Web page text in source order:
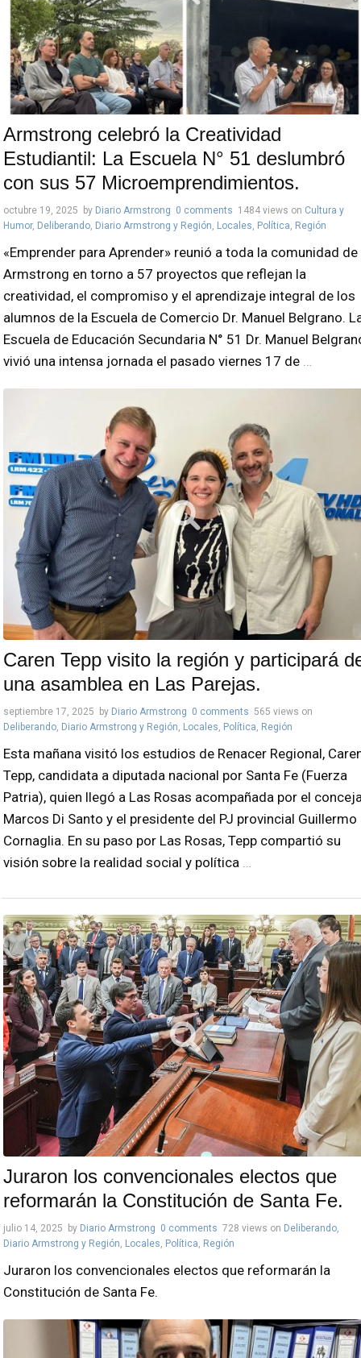
Armstrong celebró la Creatividad
Estudiantil: La Escuela N° 51 deslumbró
con sus 57 Microemprendimientos.
octubre 19, 2025 by Diario Armstrong 0 comments 1484 views on Cultura y
Humor, Deliberando, Diario Armstrong y Región, Locales, Política, Región
«Emprender para Aprender» reunió a toda la comunidad de
Armstrong en torno a 57 proyectos que reflejan la
creatividad, el compromiso y el aprendizaje integral de los
alumnos de la Escuela de Comercio Dr. Manuel Belgrano.
Escuela de Educación Secundaria N° 51 Dr. Manuel
vivió una intensa jornada el pasado viernes 17 de …
Caren Tepp visito la región y participará
una asamblea en Las Parejas.
septiembre 17, 2025 by Diario Armstrong 0 comments 565 views on
Deliberando Diario Armstrong y Región Locales Política Región
Esta mañana visitó los estudios de Renacer Regional,
Tepp, candidata a diputada nacional por Santa Fe (Fuerza
Patria), quien llegó a Las Rosas acompañada por el
Marcos Di Santo y el presidente del PJ provincial Guillermo
Cornaglia. En su paso por Las Rosas, Tepp compartió su
visión sobre la realidad social y política
Juraron los convencionales electos que
reformarán la Constitución de Santa Fe.
julio 14, 2025 by Diario Armstrong 0 comments 728 views on Deliberando,
Diario Armstrong y Región, Locales, Política, Región
Juraron los convencionales electos que reformarán la
Constitución de Santa Fe.